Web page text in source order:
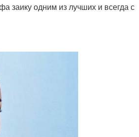
заику одним из лучших и всегда с